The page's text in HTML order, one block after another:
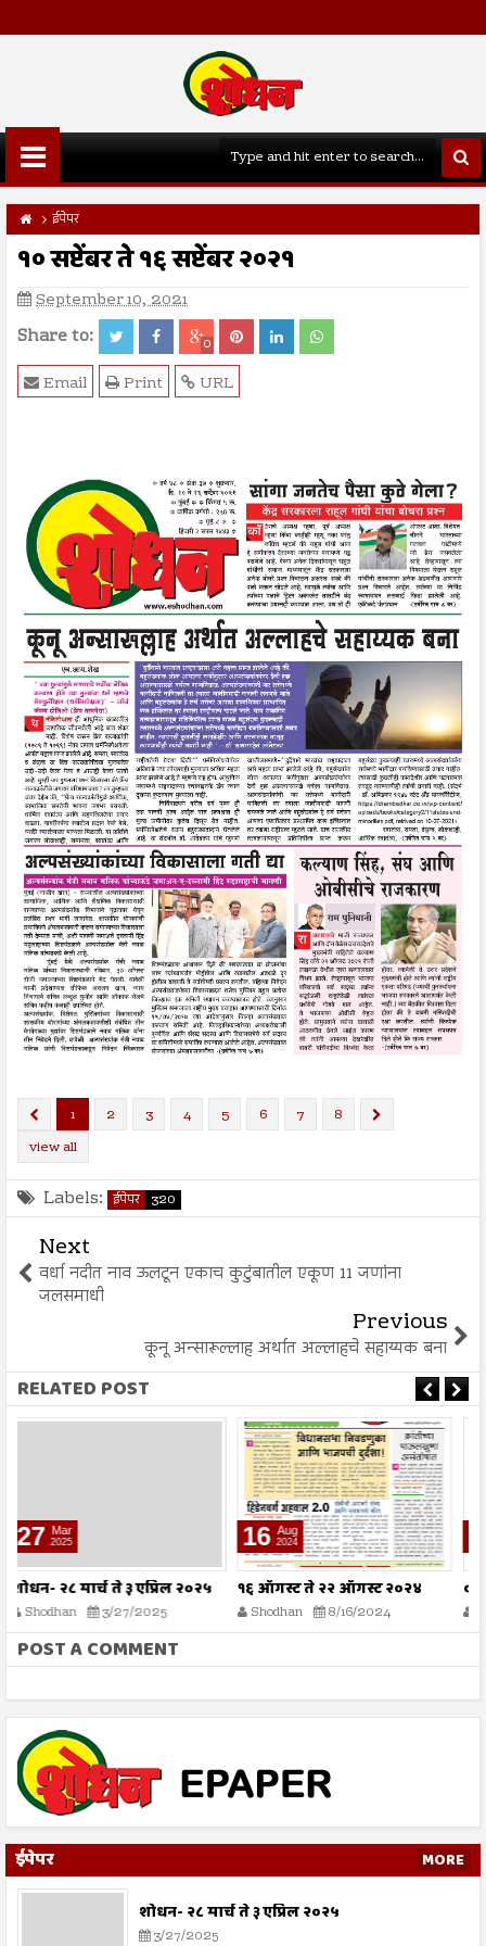
ईपेपर
१० सप्टेंबर ते १६ सप्टेंबर २०२१
September 10, 2021
Share to: 0
URL
Print
Email
1 2 3 4 5 6 7
8
view all
Labels: ईपेपर 320
Next
वर्धा नदीत नाव ऊलटून एकाच कुटुंबातील एकूण 11 जणांना
जलसमाधी
Previous
कूनू अन्सारूल्लाह अर्थात अल्लाहचे सहाय्यक बना
RELATED POST
16 Aug
2024
१६ ऑगस्ट ते २२ ऑगस्ट २०२४
Shodhan 8/16/2024
09 Aug
2024
०९ ऑगस्ट ते १५ ऑगस्ट २०२४
Shodhan 8/9/2024
POST A COMMENT
ईपेपर MORE
शोधन- २८ मार्च ते ३ एप्रिल २०२५
3/27/2025